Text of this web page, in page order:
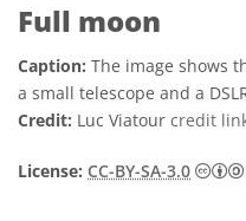
Full moon
Caption: The image shows
a small telescope and a
Credit: Luc Viatour credit
License: CC-BY-SA-3.0